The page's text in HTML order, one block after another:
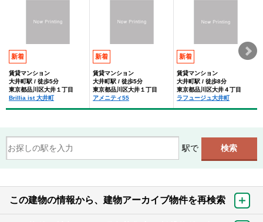
新着
賃貸マンション
大井町駅 / 徒歩5分
東京都品川区大井１丁目
Brillia ist 大井町
新着
賃貸マンション
大井町駅 / 徒歩5分
東京都品川区大井１丁目
アメニティ55
新着
賃貸マンション
大井町駅 / 徒歩8分
東京都品川区大井４丁目
ラフュージュ大井町
駅で
この建物の情報から、建物アーカイブ物件を再検索